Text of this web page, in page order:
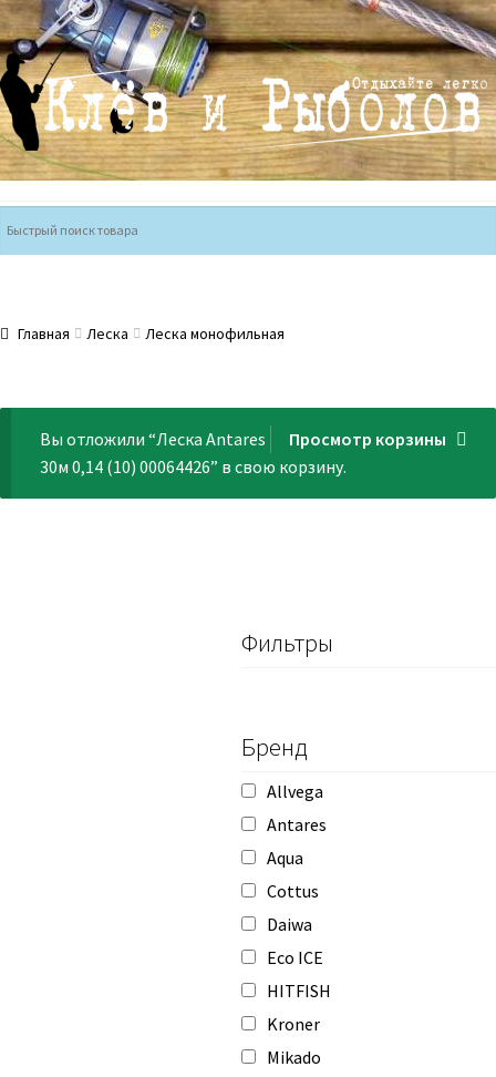
Перейти
к
навигации
Перейти
к
содержимому
Главная Леска Леска монофильная
Просмотр корзины
Вы отложили “Леска Antares
30м 0,14 (10) 00064426” в свою корзину.
Фильтры
Бренд
Allvega
Antares
Aqua
Cottus
Daiwa
Eco ICE
HITFISH
Kroner
Mikado